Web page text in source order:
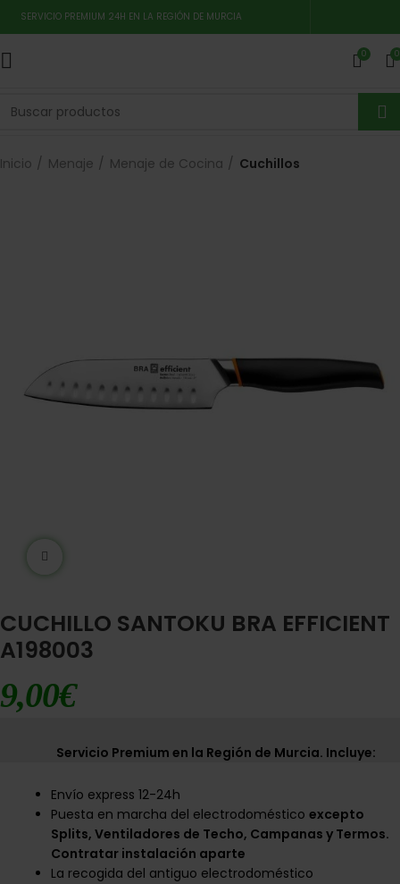
SERVICIO PREMIUM 24H EN LA REGIÓN DE MURCIA
0 0
Inicio Menaje Menaje de Cocina Cuchillos
CUCHILLO SANTOKU BRA EFFICIENT
A198003
9,00€
Servicio Premium en la Región de Murcia. Incluye:
Envío express 12-24h
Puesta en marcha del electrodomésticoexcepto
Splits, Ventiladores de Techo, Campanas y Termos.
Contratar instalación aparte
La recogida del antiguo electrodoméstico